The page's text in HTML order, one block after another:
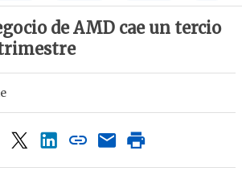
de AMD cae un tercio